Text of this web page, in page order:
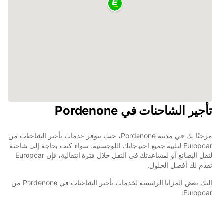
تأجير الشاحنات في Pordenone
مرحبًا بك في مدينة Pordenone، حيث تتوفر خدمات تأجير الشاحنات من
Europcar لتلبية جميع احتياجاتك اللوجستية. سواء كنت بحاجة إلى شاحنة
لنقل البضائع أو لمساعدتك في النقل خلال فترة انتقالية، فإن Europcar
تقدم لك أفضل الحلول.
إليك بعض المزايا الرئيسية لخدمات تأجير الشاحنات في Pordenone من
Europcar: